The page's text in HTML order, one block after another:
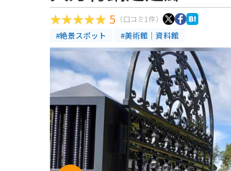
5 （口コミ1件）
#絶景スポット #美術館｜資料館